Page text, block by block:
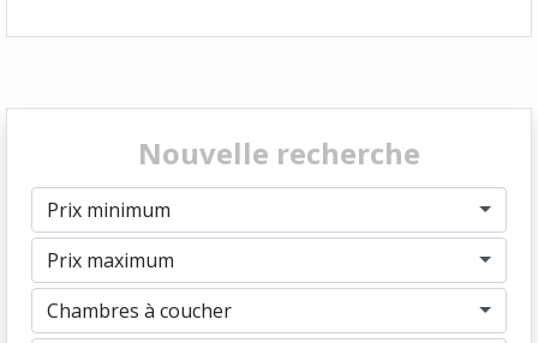
Nouvelle recherche
Prix minimum
Prix maximum
Chambres à coucher